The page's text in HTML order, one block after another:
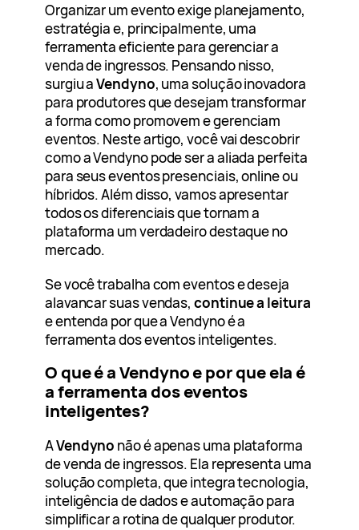
Organizar um evento exige planejamento,
estratégia e, principalmente, uma
ferramenta eficiente para gerenciar a
venda de ingressos. Pensando nisso,
surgiu aVendyno, uma solução inovadora
para produtores que desejam transformar
a forma como promovem e gerenciam
eventos. Neste artigo, você vai descobrir
como a Vendyno pode ser a aliada perfeita
para seus eventos presenciais, online ou
híbridos. Além disso, vamos apresentar
todos os diferenciais que tornam a
plataforma um verdadeiro destaque no
mercado.
Se você trabalha com eventos e deseja
alavancar suas vendas,continue a leitura
e entenda por que a Vendyno é a
ferramenta dos eventos inteligentes.
O que é a Vendyno e por que ela é
a ferramenta dos eventos
inteligentes?
AVendyno não é apenas uma plataforma
de venda de ingressos. Ela representa uma
solução completa, que integra tecnologia,
inteligência de dados e automação para
simplificar a rotina de qualquer produtor.